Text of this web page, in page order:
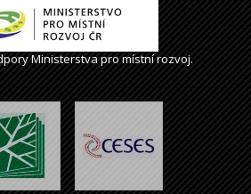
Ministerstva pro místní rozvoj.